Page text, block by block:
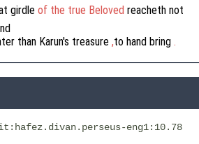
girdle of the true Beloved reacheth not
than Karun's treasure ,to hand bring .
eng1:10.78